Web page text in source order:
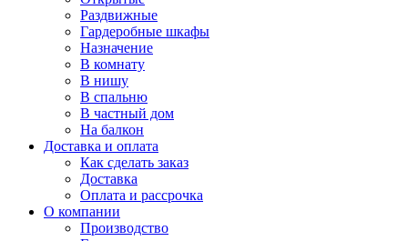
Раздвижные
Гардеробные шкафы
Назначение
В комнату
В нишу
В спальню
В частный дом
На балкон
Доставка и оплата
Как сделать заказ
Доставка
Оплата и рассрочка
О компании
Производство